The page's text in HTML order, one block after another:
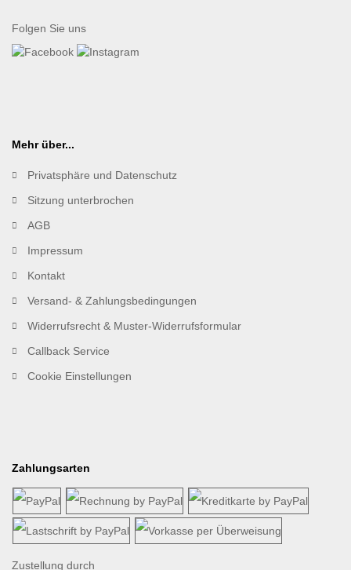
Folgen Sie uns
Mehr über...
Privatsphäre und Datenschutz
Sitzung unterbrochen
AGB
Impressum
Kontakt
Versand- & Zahlungsbedingungen
Widerrufsrecht & Muster-Widerrufsformular
Callback Service
Cookie Einstellungen
Zahlungsarten
Zustellung durch